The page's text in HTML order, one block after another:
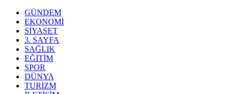
GÜNDEM
EKONOMİ
SİYASET
3. SAYFA
SAĞLIK
EĞİTİM
SPOR
DÜNYA
TURİZM